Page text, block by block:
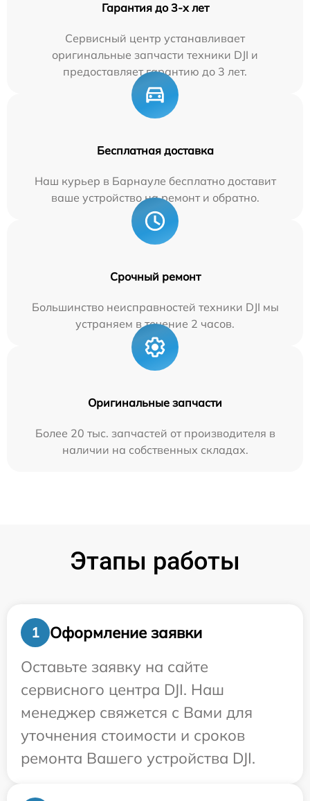
Гарантия до 3-х лет
Сервисный центр устанавливает
оригинальные запчасти техники DJI и
предоставляет гарантию до 3 лет.
Бесплатная доставка
Наш курьер в Барнауле бесплатно доставит
ваше устройство на ремонт и обратно.
Срочный ремонт
Большинство неисправностей техники DJI мы
устраняем в течение 2 часов.
Оригинальные запчасти
Более 20 тыс. запчастей от производителя в
наличии на собственных складах.
Этапы работы
1
Оформление заявки
Оставьте заявку на сайте
сервисного центра DJI. Наш
менеджер свяжется с Вами для
уточнения стоимости и сроков
ремонта Вашего устройства DJI.